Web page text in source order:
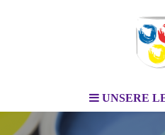
UNSERE